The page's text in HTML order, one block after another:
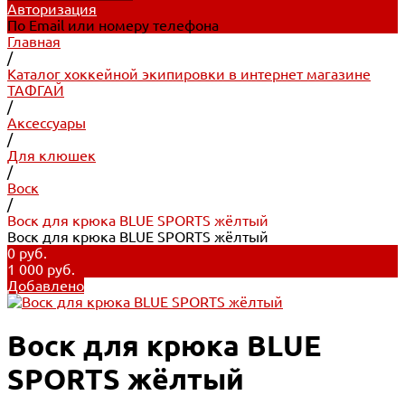
Авторизация
По Email или номеру телефона
Главная
/
Каталог хоккейной экипировки в интернет магазине
ТАФГАЙ
/
Аксессуары
/
Для клюшек
/
Воск
/
Воск для крюка BLUE SPORTS жёлтый
Воск для крюка BLUE SPORTS жёлтый
0 руб.
1 000 руб.
Добавлено
Воск для крюка BLUE
SPORTS жёлтый